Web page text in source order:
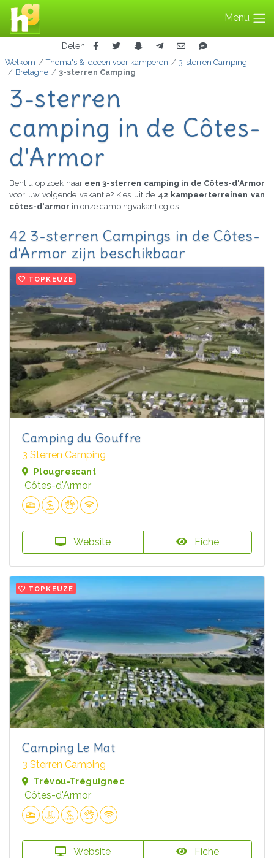
Menu
Delen
Welkom Thema's & ideeën voor kamperen
3-sterren Camping
Bretagne
3-sterren Camping
3-sterren
camping in de Côtes-
d'Armor
Bent u op zoek naar een 3-sterren camping in de Côtes-d'Armor
voor uw volgende vakantie? Kies uit de 42 kampeerterreinen van
côtes-d'armor in onze campingvakantiegids.
42 3-sterren Campings in de Côtes-
d'Armor zijn beschikbaar
TOPKEUZE
Camping du Gouffre
3 Sterren Camping
Plougrescant
Côtes-d'Armor
Website Fiche
TOPKEUZE
Camping Le Mat
3 Sterren Camping
Trévou-Tréguignec
Côtes-d'Armor
Website Fiche